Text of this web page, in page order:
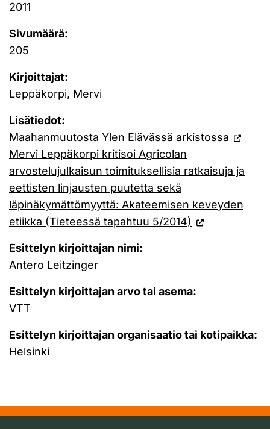
2011
Sivumäärä:
205
Kirjoittajat:
Leppäkorpi, Mervi
Lisätiedot:
Maahanmuutosta Ylen Elävässä arkistossa
Mervi Leppäkorpi kritisoi Agricolan
arvostelujulkaisun toimituksellisia ratkaisuja ja
eettisten linjausten puutetta sekä
läpinäkymättömyyttä: Akateemisen keveyden
etiikka (Tieteessä tapahtuu 5/2014)
Esittelyn kirjoittajan nimi:
Antero Leitzinger
Esittelyn kirjoittajan arvo tai asema:
VTT
Esittelyn kirjoittajan organisaatio tai kotipaikka:
Helsinki